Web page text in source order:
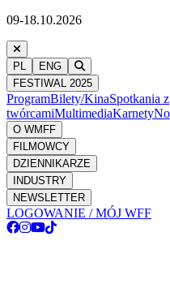
09-18.10.2026
PL
ENG
FESTIWAL 2025
ProgramBilety/KinaSpotkania z
twórcamiMultimediaKarnety
O WMFF
FILMOWCY
DZIENNIKARZE
INDUSTRY
NEWSLETTER
LOGOWANIE / MÓJ WFF